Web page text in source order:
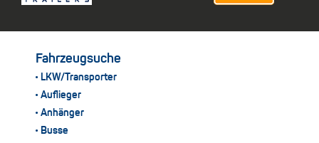
Fahrzeugsuche
LKW/Transporter
Auflieger
Anhänger
Busse